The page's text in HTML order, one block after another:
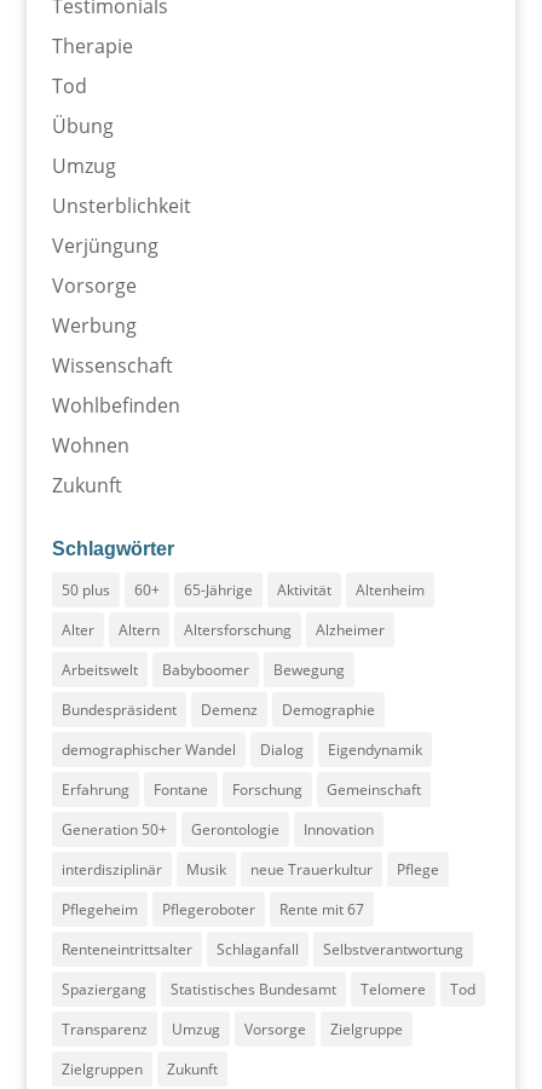
Testimonials
Therapie
Tod
Übung
Umzug
Unsterblichkeit
Verjüngung
Vorsorge
Werbung
Wissenschaft
Wohlbefinden
Wohnen
Zukunft
Schlagwörter
50 plus
60+ 65-Jährige Aktivität
Altenheim
Alter
Altern Altersforschung
Alzheimer
Arbeitswelt
Babyboomer
Bewegung
Bundespräsident
Demenz
Demographie
demographischer Wandel
Dialog
Eigendynamik
Erfahrung
Fontane Forschung
Gemeinschaft
Generation 50+
Gerontologie
Innovation
interdisziplinär
Musik neue Trauerkultur
Pflege
Pflegeheim
Pflegeroboter
Rente mit 67
Renteneintrittsalter
Schlaganfall
Selbstverantwortung
Spaziergang
Statistisches Bundesamt Telomere
Tod
Transparenz
Umzug Vorsorge
Zielgruppe
Zielgruppen
Zukunft